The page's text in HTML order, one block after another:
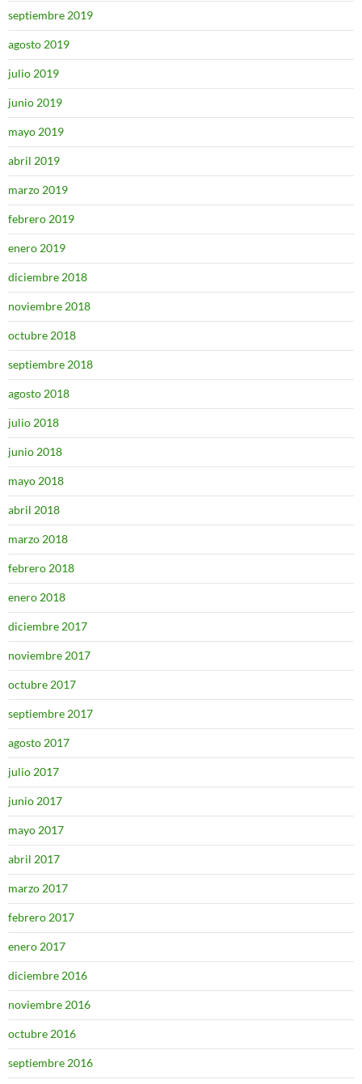
septiembre 2019
agosto 2019
julio 2019
junio 2019
mayo 2019
abril 2019
marzo 2019
febrero 2019
enero 2019
diciembre 2018
noviembre 2018
octubre 2018
septiembre 2018
agosto 2018
julio 2018
junio 2018
mayo 2018
abril 2018
marzo 2018
febrero 2018
enero 2018
diciembre 2017
noviembre 2017
octubre 2017
septiembre 2017
agosto 2017
julio 2017
junio 2017
mayo 2017
abril 2017
marzo 2017
febrero 2017
enero 2017
diciembre 2016
noviembre 2016
octubre 2016
septiembre 2016